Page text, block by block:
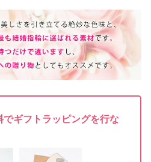
でギフトラッピングを行な